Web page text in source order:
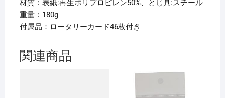
セ
ッ
材質：表紙:再生ポリプロピレン50%、とじ具:スチール
重量：180g
付属品：ロータリーカード46枚付き
関連商品